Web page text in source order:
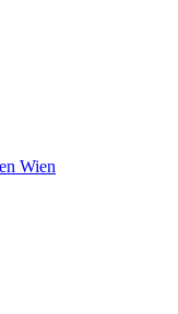
Wien